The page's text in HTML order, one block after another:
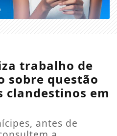
trabalho de
sobre questão
clandestinos em
antes de